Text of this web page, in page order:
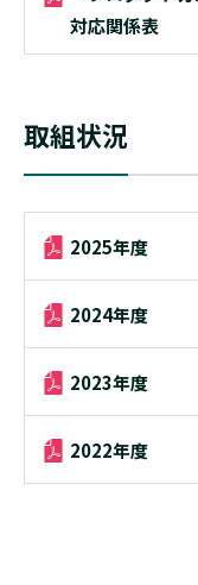
対応関係表
取組状況
2025年度
2024年度
2023年度
2022年度